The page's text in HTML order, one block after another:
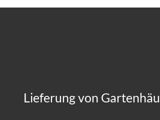
Lieferung von